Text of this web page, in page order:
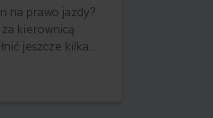
na prawo jazdy?
kierownicą
jeszcze kilka
dzięki